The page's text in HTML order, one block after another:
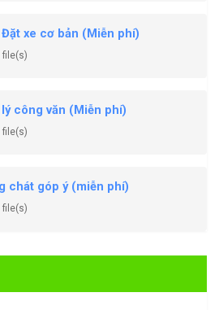
xe cơ bản (Miễn phí)
file(s)
công văn (Miễn phí)
file(s)
chát góp ý (miễn phí)
file(s)